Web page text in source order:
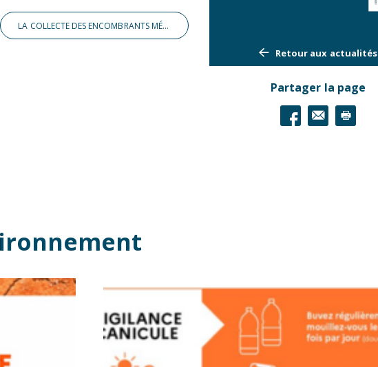
LA COLLECTE DES ENCOMBRANTS MÉNAGERS
Retour aux actualités
Partager la page